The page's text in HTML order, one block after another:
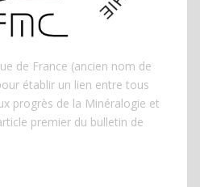
de France (ancien nom de
établir un lien entre tous
progrès de la Minéralogie et
premier du bulletin de